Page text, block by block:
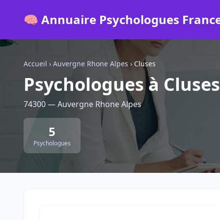
🧠 Annuaire Psychologues
Accueil › Auvergne Rhone Alpes › Cluses
Psychologues à Cluses
74300 — Auvergne Rhone Alpes
5
Psychologues